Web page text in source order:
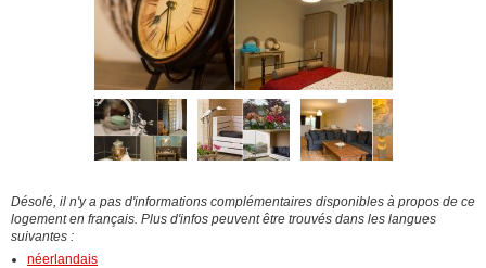
Désolé, il n'y a pas d'informations complémentaires disponibles à propos de ce
logement en français. Plus d'infos peuvent être trouvés dans les langues
suivantes :
néerlandais